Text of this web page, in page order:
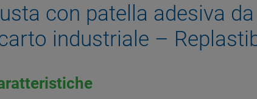
con patella adesiva da
industriale –